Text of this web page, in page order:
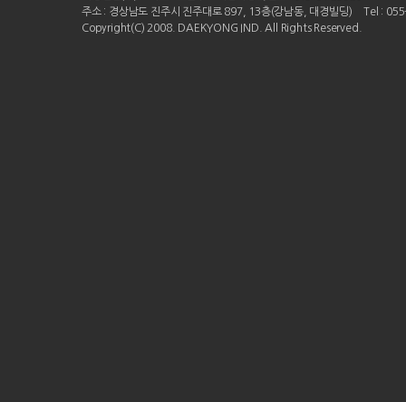
주소 : 경상남도 진주시 진주대로 897, 13층(강남동, 대경빌딩)
Tel :
Copyright(C) 2008. DAEKYONG IND. All Rights Reserved.